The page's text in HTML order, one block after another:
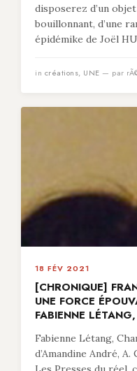
disposerez d’un
bouillonnant, d’une
épidémike de Joël
in créations, UNE — par
18 FÉV 2021
[CHRONIQUE]
UNE FORCE
FABIENNE
Fabienne Létang,
d’Amandine André,